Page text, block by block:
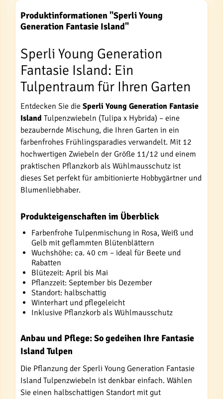
Produktinformationen "Sperli Young
Generation Fantasie Island"
Sperli Young Generation
Fantasie Island: Ein
Tulpentraum für Ihren Garten
Entdecken Sie die Sperli Young Generation Fantasie
Island Tulpenzwiebeln (Tulipa x Hybrida) – eine
bezaubernde Mischung, die Ihren Garten in ein
farbenfrohes Frühlingsparadies verwandelt. Mit 12
hochwertigen Zwiebeln der Größe 11/12 und einem
praktischen Pflanzkorb als Wühlmausschutz ist
dieses Set perfekt für ambitionierte Hobbygärtner und
Blumenliebhaber.
Produkteigenschaften im Überblick
Farbenfrohe Tulpenmischung in Rosa, Weiß und
Gelb mit geflammten Blütenblättern
Wuchshöhe: ca. 40 cm – ideal für Beete und
Rabatten
Blütezeit: April bis Mai
Pflanzzeit: September bis Dezember
Standort: halbschattig
Winterhart und pflegeleicht
Inklusive Pflanzkorb als Wühlmausschutz
Anbau und Pflege: So gedeihen Ihre Fantasie
Island Tulpen
Die Pflanzung der Sperli Young Generation Fantasie
Island Tulpenzwiebeln ist denkbar einfach. Wählen
Sie einen halbschattigen Standort mit gut